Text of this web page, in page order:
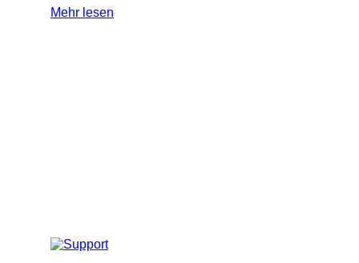
Mehr lesen